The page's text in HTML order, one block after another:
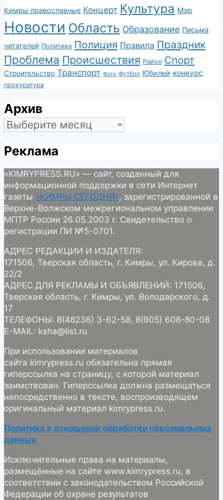
Кимры православные Концерт Культура Мэр
Новости Область Образование Письма
читателей Политика Полиция Правила Праздник
Проблема Происшествия Район Спорт
Строительство Транспорт Фото Футбол Юбилей конкурс
прокуратура
Архив
Архив
Реклама
«KIMRYPRESS.RU» — сайт, созданный для
информационной поддержки в сети Интернет
газеты «КИМРЫ СЕГОДНЯ», зарегистрированной в
Верхне-Волжском межрегиональном управлении
МПТР России 26.05.2003 г. Свидетельство о
регистрации ПИ №5-0701.
АДРЕС РЕДАКЦИИ И ИЗДАТЕЛЯ:
171506, Тверская область, г. Кимры, ул. Кирова, д.
22/2
АДРЕС ДЛЯ РЕКЛАМЫ И ОБЪЯВЛЕНИЙ: 171506,
Тверская область, г. Кимры, ул. Володарского, д.
17
ТЕЛЕФОНЫ: 8(48236) 3-62-58, 8(905) 608-80-08
E-MAIL: ksha@list.ru
При использовании материалов
сайта kimrypress.ru обязательна прямая
гиперссылка на страницу, с которой материал
заимствован. Гиперссылка должна размещаться
непосредственно в тексте, воспроизводящем
оригинальный материал kimrypress.ru.
Политика в отношении обработки персональных
данных
Исключительные права на материалы,
размещённые на сайте www.kimrypress.ru, в
соответствии с законодательством Российской
Федерации об охране результатов